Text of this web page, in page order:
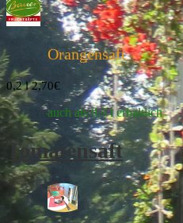
Orangensaft
0,2 l 2,70€
auch als 0,5 l erhältlich
Tomatensaft